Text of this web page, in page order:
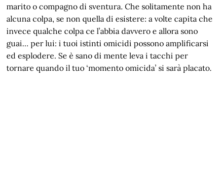
marito o compagno di sventura. Che solitamente non ha
alcuna colpa, se non quella di esistere: a volte capita che
invece qualche colpa ce l’abbia davvero e allora sono
guai… per lui: i tuoi istinti omicidi possono amplificarsi
ed esplodere. Se è sano di mente leva i tacchi per
tornare quando il tuo ‘momento omicida’ si sarà placato.